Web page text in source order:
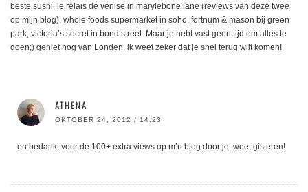
beste sushi, le relais de venise in marylebone lane (reviews van deze twee
op mijn blog), whole foods supermarket in soho, fortnum & mason bij green
park, victoria’s secret in bond street. Maar je hebt vast geen tijd om alles te
doen;) geniet nog van Londen, ik weet zeker dat je snel terug wilt komen!
ATHENA
OKTOBER 24, 2012 / 14:23
en bedankt voor de 100+ extra views op m’n blog door je tweet gisteren!